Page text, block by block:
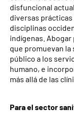
disfuncional
diversas
disciplinas
indígenas.
que promuevan
público a los
humano, e
más allá de las
Para el sector